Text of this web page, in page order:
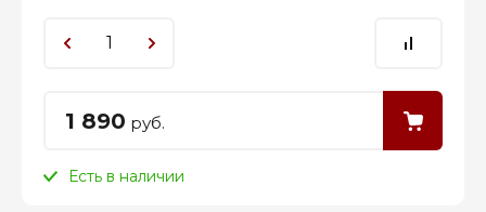
1 890 руб.
Есть в наличии